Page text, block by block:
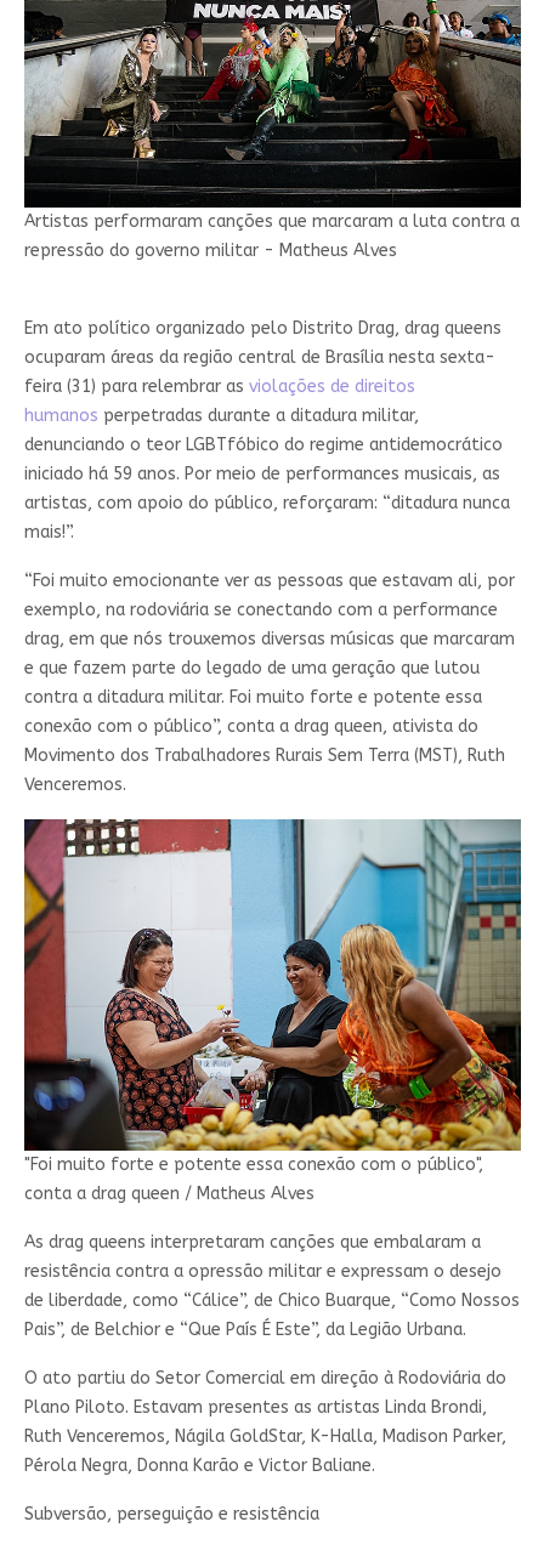
Artistas performaram canções que marcaram a luta contra a
repressão do governo militar - Matheus Alves
Em ato político organizado pelo Distrito Drag, drag queens
ocuparam áreas da região central de Brasília nesta sexta-
feira (31) para relembrar as violações de direitos
humanos perpetradas durante a ditadura militar,
denunciando o teor LGBTfóbico do regime antidemocrático
iniciado há 59 anos. Por meio de performances musicais, as
artistas, com apoio do público, reforçaram: “ditadura nunca
mais!”.
“Foi muito emocionante ver as pessoas que estavam ali, por
exemplo, na rodoviária se conectando com a performance
drag, em que nós trouxemos diversas músicas que marcaram
e que fazem parte do legado de uma geração que lutou
contra a ditadura militar. Foi muito forte e potente essa
conexão com o público”, conta a drag queen, ativista do
Movimento dos Trabalhadores Rurais Sem Terra (MST), Ruth
Venceremos.
"Foi muito forte e potente essa conexão com o público",
conta a drag queen / Matheus Alves
As drag queens interpretaram canções que embalaram a
resistência contra a opressão militar e expressam o desejo
de liberdade, como “Cálice”, de Chico Buarque, “Como Nossos
Pais”, de Belchior e “Que País É Este”, da Legião Urbana.
O ato partiu do Setor Comercial em direção à Rodoviária do
Plano Piloto. Estavam presentes as artistas Linda Brondi,
Ruth Venceremos, Nágila GoldStar, K-Halla, Madison Parker,
Pérola Negra, Donna Karão e Victor Baliane.
Subversão, perseguição e resistência